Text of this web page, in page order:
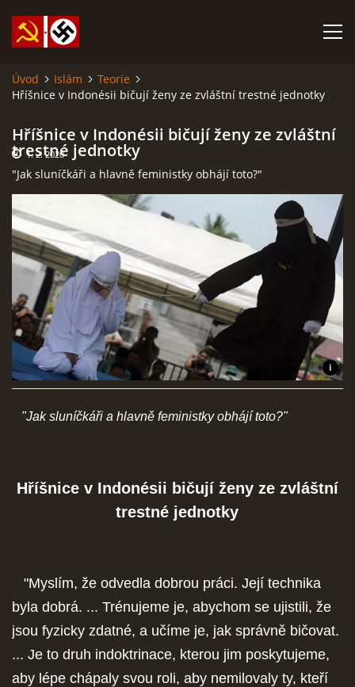
SABATINA JAMES O ISLÁMU A DALŠÍ DŮLEŽITÉ TEXTY
ISLÁM
ANARCHISMUS A NEOMARXISMUS
KOMUNISMUS
NACIONÁLNÍ SOCIALISMUS
PROPAGAČNÍ MATERIÁLY A DALŠÍ
SOCIÁLNÍ SÍTĚ
Úvod Islám
Teorie
Hříšnice v Indonésii bičují ženy ze zvláštní trestné jednotky
Hříšnice v Indonésii bičují ženy ze zvláštní
trestné jednotky
"Jak sluníčkáři a hlavně feministky obhájí toto?"
1. 2. 2020
"Jak sluníčkáři a hlavně feministky obhájí toto?"
Hříšnice v Indonésii bičují ženy ze zvláštní
trestné jednotky
"Myslím, že odvedla dobrou práci. Její technika
byla dobrá. ... Trénujeme je, abychom se ujistili, že
jsou fyzicky zdatné, a učíme je, jak správně bičovat.
... Je to druh indoktrinace, kterou jim poskytujeme,
aby lépe chápaly svou roli, aby nemilovaly ty, kteří